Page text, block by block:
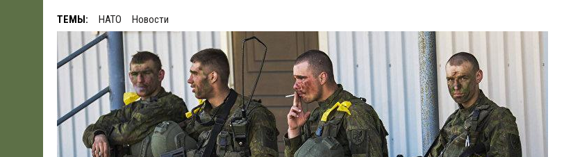
ТЕМЫ: НАТО Новости